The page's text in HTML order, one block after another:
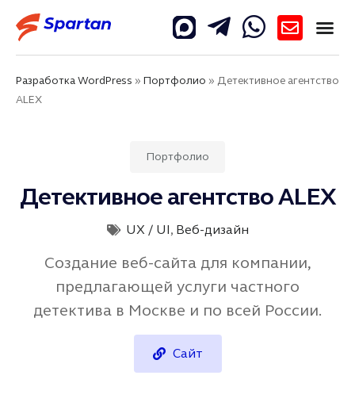
Разработка WordPress » Портфолио » Детективное агентство
ALEX
Портфолио
Детективное агентство ALEX
UX / UI, Веб-дизайн
Создание веб-сайта для компании,
предлагающей услуги частного
детектива в Москве и по всей России.
Сайт